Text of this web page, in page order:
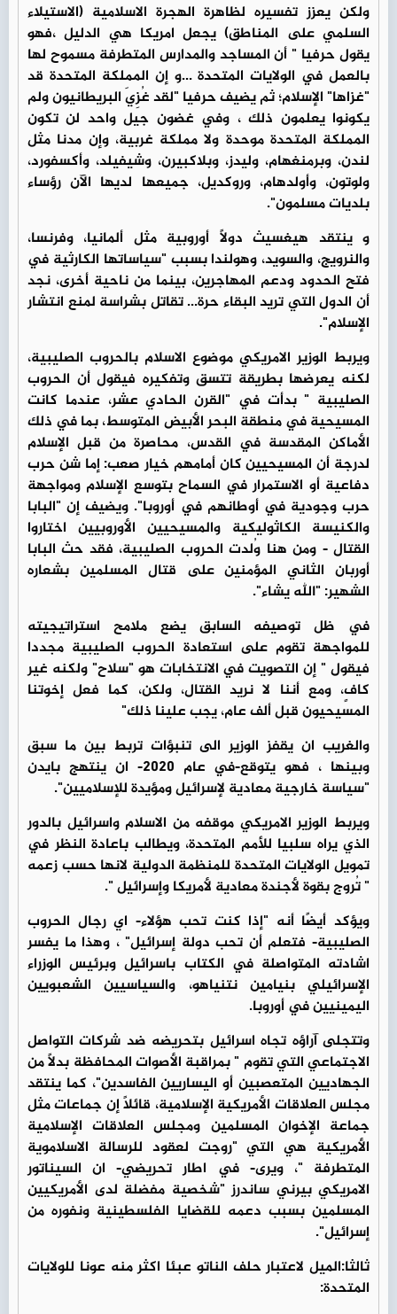
ولكن يعزز تفسيره لظاهرة الهجرة الاسلامية (الاستيلاء
السلمي على المناطق) يجعل امريكا هي الدليل ،فهو
يقول حرفيا " أن المساجد والمدارس المتطرفة مسموح لها
بالعمل في الولايات المتحدة ...و إن المملكة المتحدة قد
"غزاها" الإسلام؛ ثم يضيف حرفيا "لقد غُزِيَ البريطانيون ولم
يكونوا يعلمون ذلك ، وفي غضون جيل واحد لن تكون
المملكة المتحدة موحدة ولا مملكة غربية، وإن مدنا مثل
لندن، وبرمنغهام، وليدز، وبلاكبيرن، وشيفيلد، وأكسفورد،
ولوتون، وأولدهام، وروكديل، جميعها لديها الآن رؤساء
بلديات مسلمون".
و ينتقد هيغسيث دولًا أوروبية مثل ألمانيا، وفرنسا،
والنرويج، والسويد، وهولندا بسبب "سياساتها الكارثية في
فتح الحدود ودعم المهاجرين، بينما من ناحية أخرى، نجد
أن الدول التي تريد البقاء حرة... تقاتل بشراسة لمنع انتشار
الإسلام".
ويربط الوزير الامريكي موضوع الاسلام بالحروب الصليبية،
لكنه يعرضها بطريقة تتسق وتفكيره فيقول أن الحروب
الصليبية " بدأت في "القرن الحادي عشر، عندما كانت
المسيحية في منطقة البحر الأبيض المتوسط، بما في ذلك
الأماكن المقدسة في القدس، محاصرة من قبل الإسلام
لدرجة أن المسيحيين كان أمامهم خيار صعب: إما شن حرب
دفاعية أو الاستمرار في السماح بتوسع الإسلام ومواجهة
حرب وجودية في أوطانهم في أوروبا". ويضيف إن "البابا
والكنيسة الكاثوليكية والمسيحيين الأوروبيين اختاروا
القتال - ومن هنا وُلدت الحروب الصليبية، فقد حث البابا
أوربان الثاني المؤمنين على قتال المسلمين بشعاره
الشهير: "الله يشاء".
في ظل توصيفه السابق يضع ملامح استراتيجيته
للمواجهة تقوم على استعادة الحروب الصليبية مجددا
فيقول " إن التصويت في الانتخابات هو "سلاح" ولكنه غير
كافٍ، ومع أننا لا نريد القتال، ولكن، كما فعل إخوتنا
المسيحيون قبل ألف عام، يجب علينا ذلك"
والغريب ان يقفز الوزير الى تنبؤات تربط بين ما سبق
وبينها ، فهو يتوقع-في عام 2020- ان ينتهج بايدن
"سياسة خارجية معادية لإسرائيل ومؤيدة للإسلاميين".
ويربط الوزير الامريكي موقفه من الاسلام واسرائيل بالدور
الذي يراه سلبيا للأمم المتحدة، ويطالب باعادة النظر في
تمويل الولايات المتحدة للمنظمة الدولية لانها حسب زعمه
" تُروج بقوة لأجندة معادية لأمريكا وإسرائيل ".
ويؤكد أيضًا أنه "إذا كنت تحب هؤلاء- اي رجال الحروب
الصليبية- فتعلم أن تحب دولة إسرائيل" ، وهذا ما يفسر
اشادته المتواصلة في الكتاب باسرائيل وبرئيس الوزراء
الإسرائيلي بنيامين نتنياهو، والسياسيين الشعبويين
اليمينيين في أوروبا.
وتتجلى آراؤه تجاه اسرائيل بتحريضه ضد شركات التواصل
الاجتماعي التي تقوم " بمراقبة الأصوات المحافظة بدلًا من
الجهاديين المتعصبين أو اليساريين الفاسدين"، كما ينتقد
مجلس العلاقات الأمريكية الإسلامية، قائلًا إن جماعات مثل
جماعة الإخوان المسلمين ومجلس العلاقات الإسلامية
الأمريكية هي التي "روجت لعقود للرسالة الاسلاموية
المتطرفة "، ويرى- في اطار تحريضي- ان السيناتور
الامريكي بيرني ساندرز "شخصية مفضلة لدى الأمريكيين
المسلمين بسبب دعمه للقضايا الفلسطينية ونفوره من
إسرائيل".
ثالثا:الميل لاعتبار حلف الناتو عبئا اكثر منه عونا للولايات
المتحدة: